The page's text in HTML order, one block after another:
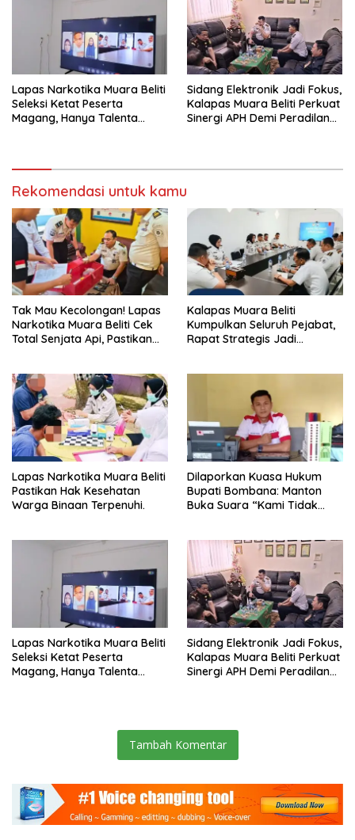
Lapas Narkotika Muara Beliti
Seleksi Ketat Peserta
Magang, Hanya Talenta
Sidang Elektronik Jadi Fokus,
Kalapas Muara Beliti Perkuat
Sinergi APH Demi Peradilan
Rekomendasi untuk kamu
Tak Mau Kecolongan! Lapas
Narkotika Muara Beliti Cek
Total Senjata Api, Pastikan
Kalapas Muara Beliti
Kumpulkan Seluruh Pejabat,
Rapat Strategis Jadi
Lapas Narkotika Muara Beliti
Pastikan Hak Kesehatan
Warga Binaan Terpenuhi.
Dilaporkan Kuasa Hukum
Bupati Bombana: Manton
Buka Suara “Kami Tidak
Lapas Narkotika Muara Beliti
Seleksi Ketat Peserta
Magang, Hanya Talenta
Sidang Elektronik Jadi Fokus,
Kalapas Muara Beliti Perkuat
Sinergi APH Demi Peradilan
Tambah Komentar